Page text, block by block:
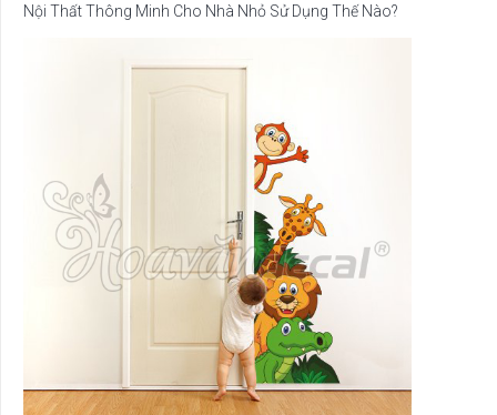
Nội Thất Thông Minh Cho Nhà Nhỏ Sử Dụng Thế Nào?